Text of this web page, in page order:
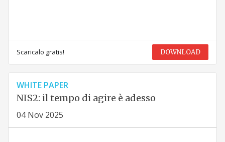
Scaricalo gratis! DOWNLOAD
WHITE PAPER
NIS2: il tempo di agire è adesso
04 Nov 2025